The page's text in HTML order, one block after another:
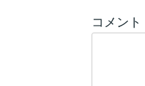
コメント